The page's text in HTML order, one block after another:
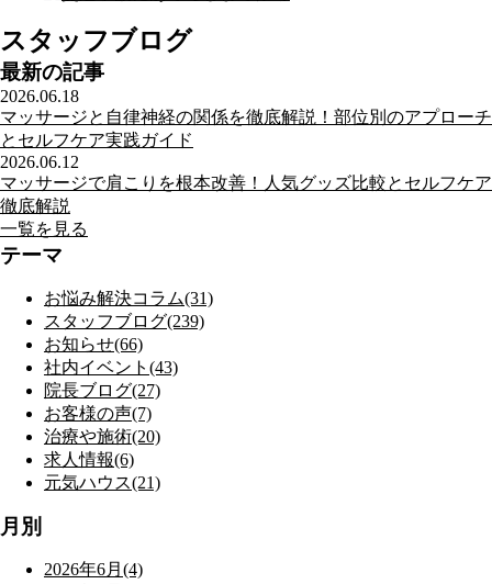
スタッフブログ
最新の記事
2026.06.18
マッサージと自律神経の関係を徹底解説！部位別のアプローチ
とセルフケア実践ガイド
2026.06.12
マッサージで肩こりを根本改善！人気グッズ比較とセルフケア
徹底解説
一覧を見る
テーマ
お悩み解決コラム(31)
スタッフブログ(239)
お知らせ(66)
社内イベント(43)
院長ブログ(27)
お客様の声(7)
治療や施術(20)
求人情報(6)
元気ハウス(21)
月別
2026年6月(4)